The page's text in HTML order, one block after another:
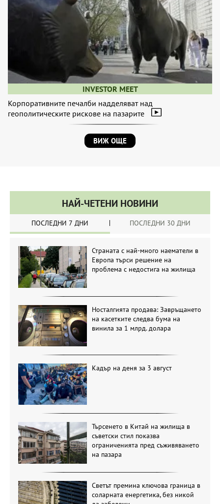
INVESTOR MEET
Корпоративните печалби надделяват над
геополитическите рискове на пазарите
ВИЖ ОЩЕ
НАЙ-ЧЕТЕНИ НОВИНИ
ПОСЛЕДНИ 7 ДНИ ПОСЛЕДНИ 30 ДНИ
Страната с най-много наематели в
Европа търси решение на
проблема с недостига на жилища
Носталгията продава: Завръщането
на касетките следва бума на
винила за 1 млрд. долара
Кадър на деня за 3 август
Търсенето в Китай на жилища в
съветски стил показва
ограниченията пред съживяването
на пазара
Светът премина ключова граница в
соларната енергетика, без никой